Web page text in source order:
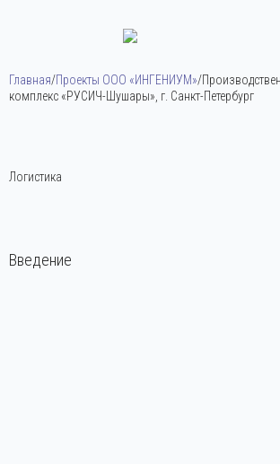
Главная/Проекты ООО «ИНГЕНИУМ»/
комплекс «РУСИЧ-Шушары», г. Санкт-Петербург
Логистика
Введение